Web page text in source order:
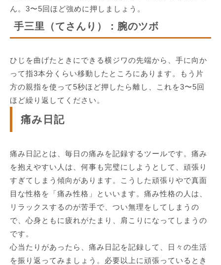
ん。3〜5回ほど強めに押しましょう。
手三里（てさんり）：腕のツボ
ひじを曲げたときにできる横ジワの先端から、手に向か
って指3本分くらい移動したところにあります。もう片
方の親指を使って5秒ほど押したら離し、これを3〜5回
ほど繰り返してください。
痛み日記
痛み日記とは、毎日の痛みを記録するツールです。痛み
を抱えやすい人は、何事も完璧にしようとして、頑張り
すぎてしまう傾向があります。こうした頑張りやで真面
目な性格を「痛み性格」といいます。痛み性格の人は、
リラックスするのが苦手で、つい無理をしてしまうの
で、心身ともに疲れがたまり、肩こりになってしまうの
です。
心当たりがあったら、痛み日記を記録して、日々の生活
を振り返ってみましょう。必要以上に頑張っているとき